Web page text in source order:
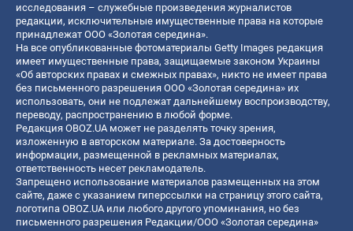
исследования – служебные произведения журналистов
редакции, исключительные имущественные права на которые
принадлежат ООО «Золотая середина».
На все опубликованные фотоматериалы Getty Images редакция
имеет имущественные права, защищаемые законом Украины
«Об авторских правах и смежных правах», никто не имеет права
без письменного разрешения ООО «Золотая середина» их
использовать, они не подлежат дальнейшему воспроизводству,
переводу, распространению в любой форме.
Редакция OBOZ.UA может не разделять точку зрения,
изложенную в авторском материале. За достоверность
информации, размещенной в рекламных материалах,
ответственность несет рекламодатель.
Запрещено использование материалов размещенных на этом
сайте, даже с указанием гиперссылки на страницу этого сайта,
логотипа OBOZ.UA или любого другого упоминания, но без
письменного разрешения Редакции/ООО «Золотая середина»